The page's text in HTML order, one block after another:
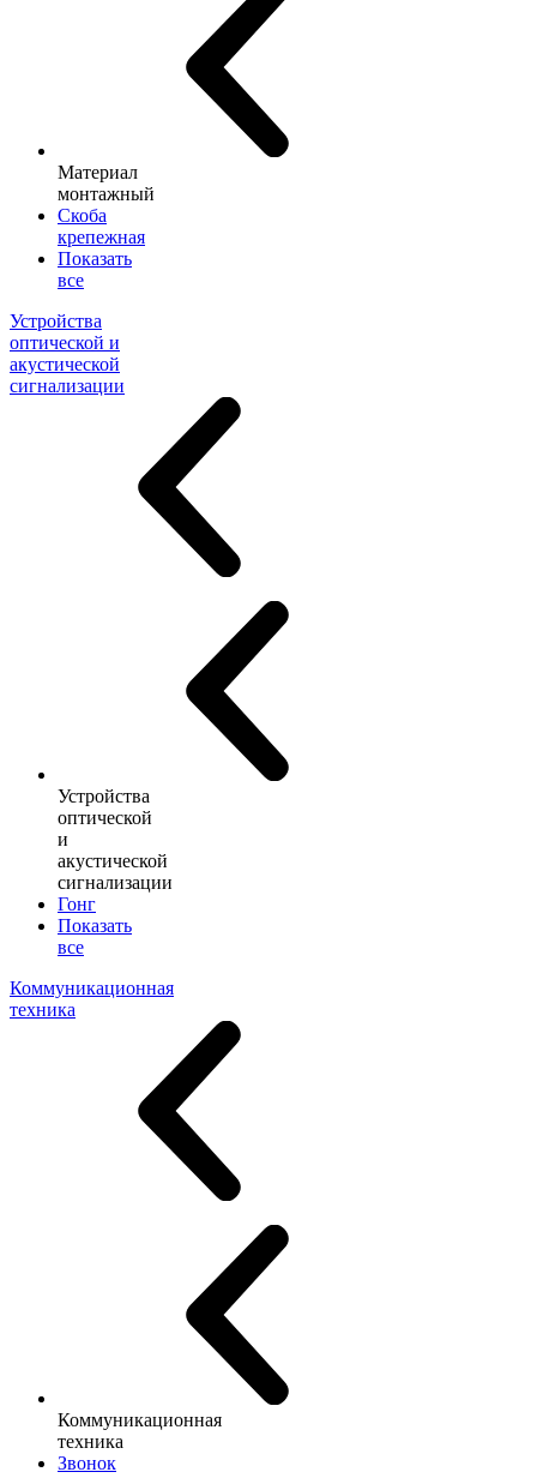
Материал
монтажный
Скоба
крепежная
Показать
все
Устройства
оптической и
акустической
сигнализации
Устройства
оптической
и
акустической
сигнализации
Гонг
Показать
все
Коммуникационная
техника
Коммуникационная
техника
Звонок